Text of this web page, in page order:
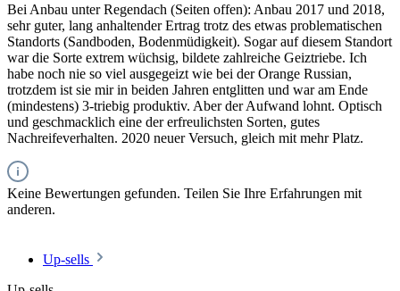
Bei Anbau unter Regendach (Seiten offen): Anbau 2017 und 2018,
sehr guter, lang anhaltender Ertrag trotz des etwas problematischen
Standorts (Sandboden, Bodenmüdigkeit). Sogar auf diesem Standort
war die Sorte extrem wüchsig, bildete zahlreiche Geiztriebe. Ich
habe noch nie so viel ausgegeizt wie bei der Orange Russian,
trotzdem ist sie mir in beiden Jahren entglitten und war am Ende
(mindestens) 3-triebig produktiv. Aber der Aufwand lohnt. Optisch
und geschmacklich eine der erfreulichsten Sorten, gutes
Nachreifeverhalten. 2020 neuer Versuch, gleich mit mehr Platz.
Keine Bewertungen gefunden. Teilen Sie Ihre Erfahrungen mit
anderen.
Up-sells